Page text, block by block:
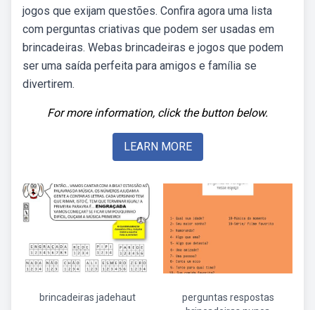
jogos que exijam questões. Confira agora uma lista
com perguntas criativas que podem ser usadas em
brincadeiras. Webas brincadeiras e jogos que podem
ser uma saída perfeita para amigos e família se
divertirem.
For more information, click the button below.
LEARN MORE
brincadeiras jadehaut
perguntas respostas